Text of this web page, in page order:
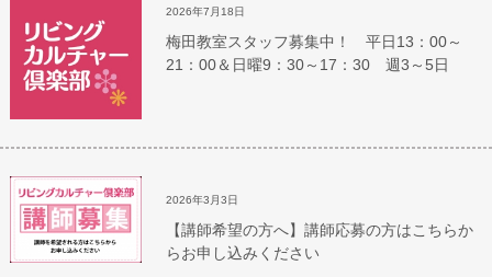
2026年7月18日
梅田教室スタッフ募集中！ 平日13：00～
21：00＆日曜9：30～17：30 週3～5日
2026年3月3日
【講師希望の方へ】講師応募の方はこちらか
らお申し込みください